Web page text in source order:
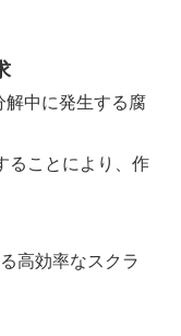
解中に発生する腐
ることにより、作
高効率なスクラ